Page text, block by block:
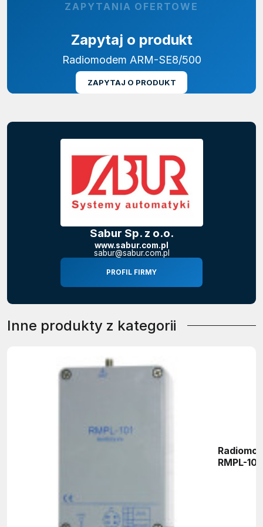
ZAPYTANIA OFERTOWE
Zapytaj o produkt
Radiomodem ARM-SE8/500
ZAPYTAJ O PRODUKT
Sabur Sp. z o.o.
www.sabur.com.pl
sabur@sabur.com.pl
PROFIL FIRMY
Inne produkty z kategorii
RMPL-101